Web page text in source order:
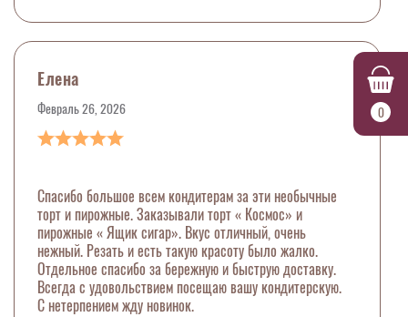
0
Елена
Февраль 26, 2026
Спасибо большое всем кондитерам за эти необычные
торт и пирожные. Заказывали торт « Космос» и
пирожные « Ящик сигар». Вкус отличный, очень
нежный. Резать и есть такую красоту было жалко.
Отдельное спасибо за бережную и быструю доставку.
Всегда с удовольствием посещаю вашу кондитерскую.
С нетерпением жду новинок.